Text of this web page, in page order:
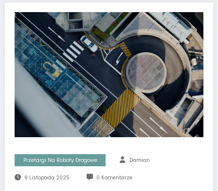
Przetargi Na Roboty Drogowe Damian
9 Listopada 2025 0 Komentarze